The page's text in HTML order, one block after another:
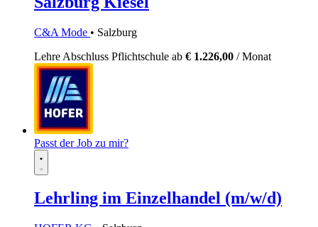
C&A Mode • Salzburg
Lehre Abschluss Pflichtschule ab € 1.226,00 / Monat
Passt der Job zu mir?
Lehrling im Einzelhandel (m/w/d)